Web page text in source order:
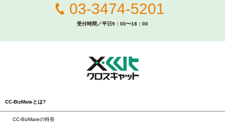
03-3474-5201
受付時間／平日9：00〜18：00
CC-BizMateとは?
CC-BizMateの特長